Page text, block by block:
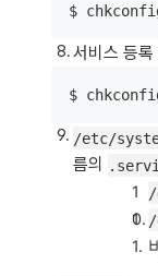
$
서비스 등록
$
/etc/
름의